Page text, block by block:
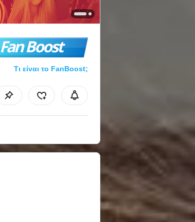
Fan Boost
Τι είναι το FanBoost;